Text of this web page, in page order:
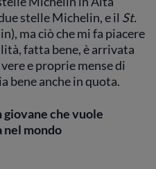
stelle Michelin, e il St.
ma ciò che mi fa piacere
fatta bene, è arrivata
e proprie mense di
bene anche in quota.
giovane che vuole
nel mondo